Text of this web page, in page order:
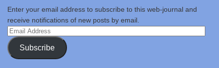
Enter your email address to subscribe to this web-journal and
receive notifications of new posts by email.
Email
Address
Subscribe